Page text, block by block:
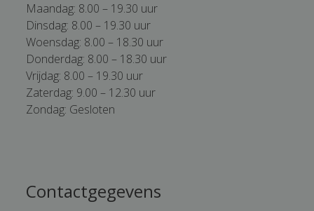
Maandag: 8.00 – 19.30 uur
Dinsdag: 8.00 – 19.30 uur
Woensdag: 8.00 – 18.30 uur
Donderdag: 8.00 – 18.30 uur
Vrijdag: 8.00 – 19.30 uur
Zaterdag: 9.00 – 12.30 uur
Zondag: Gesloten
Contactgegevens